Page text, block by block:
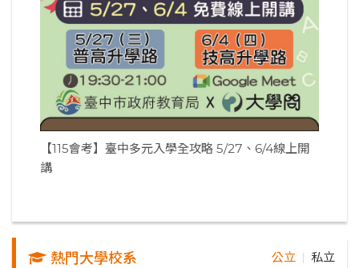
【115會考】臺中多元入學全攻略 5/27、6/4線上開
講
熱門大學校系 公立 私立